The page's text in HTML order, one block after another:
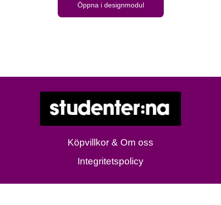
Öppna i designmodul
Köpvillkor & Om oss
Integritetspolicy